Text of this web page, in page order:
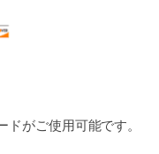
ドがご使用可能です。